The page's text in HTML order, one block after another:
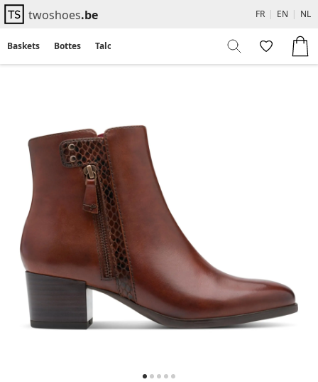
twoshoes.be FR | EN | NL
Baskets Bottes Talons